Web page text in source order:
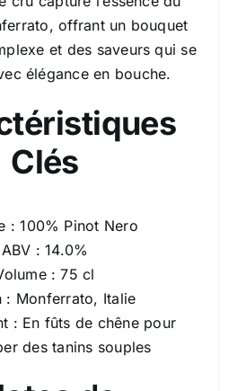
offrant un bouquet
et des saveurs qui se
élégance en bouche.
Clés
: 100% Pinot Nero
ABV : 14.0%
: 75 cl
: Monferrato, Italie
: En fûts de chêne pour
des tanins souples